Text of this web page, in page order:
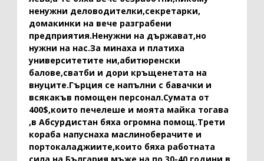
ненужни деловодителки,секретарки,
домакинки на вече разграбени
предприятия.Ненужни на държават,но
нужни на нас.За минаха и платиха
университетите ни,абитюренски
балове,сватби и дори кръщенетата на
внуците.Гърция се напълни с бавачки и
всякакъв помощен персонал.Сумата от
400$,които печелеше и моята майка тогава
,в Абсурдистан бяха огромна помощ.Трети
кораба напуснаха маслиноберачите и
портокаладжиите,които бяха работната